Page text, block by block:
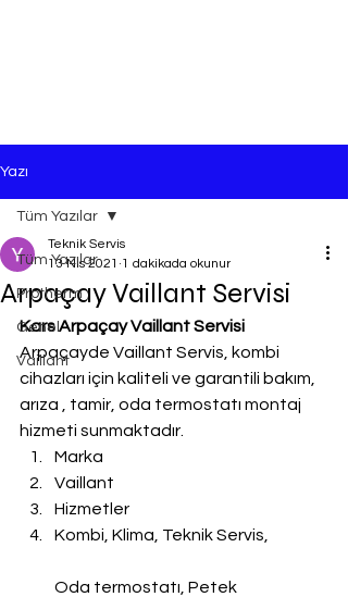
Yazı
Tüm Yazılar
Protherm
Genel
Vaillant
Tüm Yazılar
Arpaçay Vaillant Servisi
Teknik Servis
13 Nis 2021 1 dakikada okunur
Kars Arpaçay Vaillant Servisi
Arpaçayde Vaillant Servis, kombi
cihazları için kaliteli ve garantili bakım,
arıza , tamir, oda termostatı montaj
hizmeti sunmaktadır.
Marka
Vaillant
Hizmetler
Kombi, Klima, Teknik Servis,
Oda termostatı, Petek